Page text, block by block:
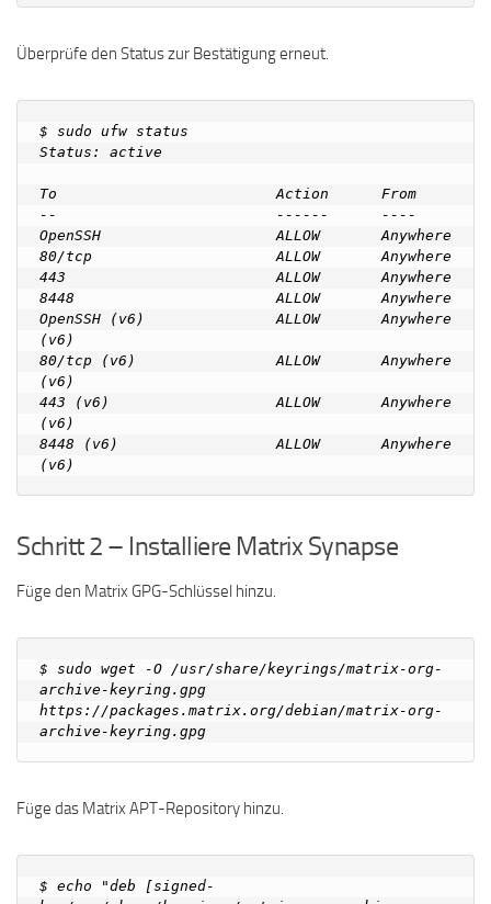
Überprüfe den Status zur Bestätigung erneut.
$ sudo ufw status
Status: active
To                         Action      From
--                         ------      ----
OpenSSH                    ALLOW       Anywhere
80/tcp                     ALLOW       Anywhere
443                        ALLOW       Anywhere
8448                       ALLOW       Anywhere
OpenSSH (v6)               ALLOW       Anywhere
(v6)
80/tcp (v6)                ALLOW       Anywhere
(v6)
443 (v6)                   ALLOW       Anywhere
(v6)
8448 (v6)                  ALLOW       Anywhere
Schritt 2 – Installiere Matrix Synapse
Füge den Matrix GPG-Schlüssel hinzu.
$ sudo wget -O /usr/share/keyrings/matrix-org-
archive-keyring.gpg
https://packages.matrix.org/debian/matrix-org-
Füge das Matrix APT-Repository hinzu.
$ echo "deb [signed-